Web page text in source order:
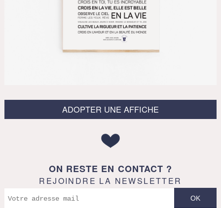
ADOPTER UNE AFFICHE
ON RESTE EN CONTACT ?
REJOINDRE LA NEWSLETTER